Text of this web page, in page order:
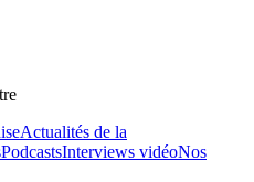
Actualités de la
PodcastsInterviews vidéoNos